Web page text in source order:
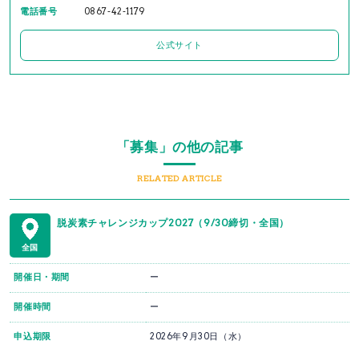
電話番号 0867-42-1179
公式サイト
「募集」の他の記事
RELATED ARTICLE
全国
脱炭素チャレンジカップ2027（9/30締切・全国）
開催日・期間 ー
開催時間 ー
申込期限 2026年9月30日（水）